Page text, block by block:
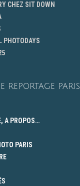
CHEZ SIT DOWN
PHOTODAYS
REPORTAGE PARIS
A PROPOS…
PARIS